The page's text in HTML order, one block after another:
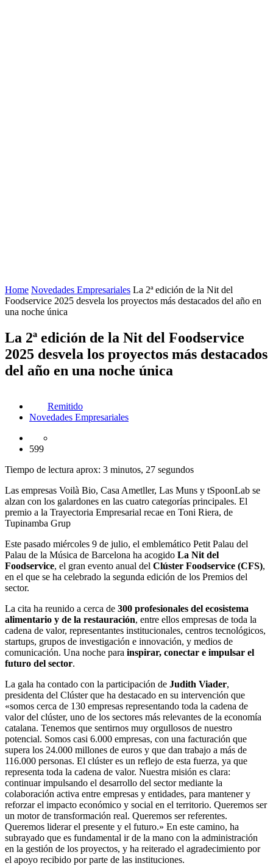
Home Novedades Empresariales La 2ª edición de la Nit del
Foodservice 2025 desvela los proyectos más destacados del año en
una noche única
La 2ª edición de la Nit del Foodservice
2025 desvela los proyectos más destacados
del año en una noche única
Remitido
Novedades Empresariales
599
Tiempo de lectura aprox: 3 minutos, 27 segundos
Las empresas Voilà Bio, Casa Ametller, Las Muns y tSpoonLab se
alzan con los galardones en las cuatro categorías principales. El
premio a la Trayectoria Empresarial recae en Toni Riera, de
Tupinamba Grup
Este pasado miércoles 9 de julio, el emblemático Petit Palau del
Palau de la Música de Barcelona ha acogido La Nit del
Foodservice, el gran evento anual del Clúster Foodservice (CFS),
en el que se ha celebrado la segunda edición de los Premios del
sector.
La cita ha reunido a cerca de 300 profesionales del ecosistema
alimentario y de la restauración, entre ellos empresas de toda la
cadena de valor, representantes institucionales, centros tecnológicos,
startups, grupos de investigación e innovación, y medios de
comunicación. Una noche para inspirar, conectar e impulsar el
futuro del sector.
La gala ha contado con la participación de Judith Viader,
presidenta del Clúster que ha destacado en su intervención que
«somos cerca de 130 empresas representando toda la cadena de
valor del clúster, uno de los sectores más relevantes de la economía
catalana. Tenemos que sentirnos muy orgullosos de nuestro
potencial. Somos casi 6.000 empresas, con una facturación que
supera los 24.000 millones de euros y que dan trabajo a más de
116.000 personas. El clúster es un reflejo de esta fuerza, ya que
representa toda la cadena de valor. Nuestra misión es clara:
continuar impulsando el desarrollo del sector mediante la
colaboración activa entre empresas y entidades, para mantener y
reforzar el impacto económico y social en el territorio. Queremos ser
un motor de transformación real. Queremos ser referentes.
Queremos liderar el presente y el futuro.» En este camino, ha
subrayado que es fundamental ir de la mano con la administración
en la gestión de los proyectos, y ha reiterado el agradecimiento por
el apoyo recibido por parte de las instituciones.